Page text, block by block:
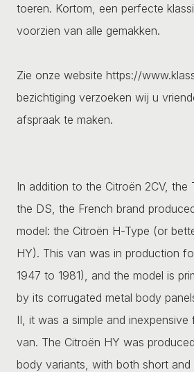
toeren. Kortom, een perfecte
voorzien van alle gemakken.
Zie onze website https://
bezichtiging verzoeken wij u
afspraak te maken.
In addition to the Citroën 2CV, the
the DS, the French brand
model: the Citroën H-Type (or
HY). This van was in production
1947 to 1981), and the model is
by its corrugated metal body
II, it was a simple and
van. The Citroën HY was
body variants, with both short and